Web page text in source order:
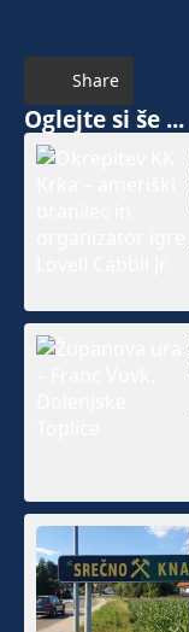
Share
Oglejte si še ...